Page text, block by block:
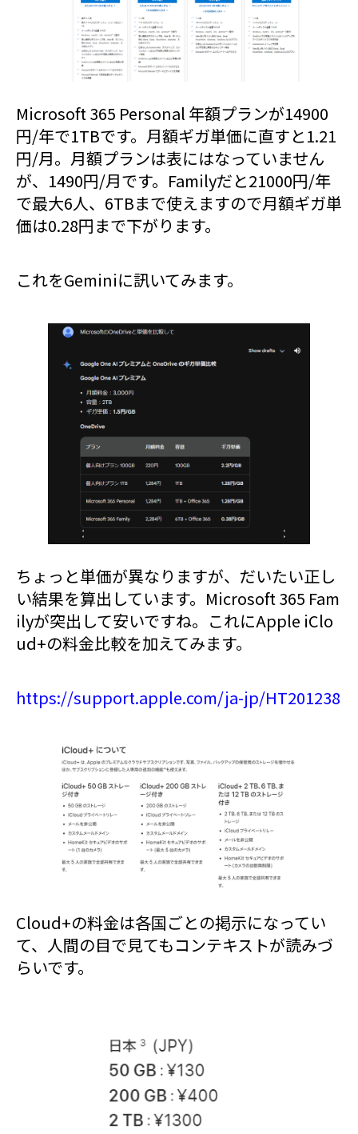
Microsoft 365 Personal 年額プランが14900
円/年で1TBです。月額ギガ単価に直すと1.21
円/月。月額プランは表にはなっていません
が、1490円/月です。Familyだと21000円/年
で最大6人、6TBまで使えますので月額ギガ単
価は0.28円まで下がります。
これをGeminiに訊いてみます。
ちょっと単価が異なりますが、だいたい正し
い結果を算出しています。Microsoft 365 Fam
ilyが突出して安いですね。これにApple iClo
ud+の料金比較を加えてみます。
https://support.apple.com/ja-jp/HT201238
Cloud+の料金は各国ごとの掲示になってい
て、人間の目で見てもコンテキストが読みづ
らいです。